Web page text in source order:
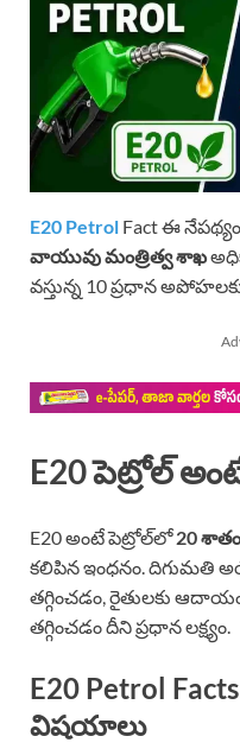
E20 Petrol Fact ఈ
వాయువు మంత్రిత్వ శాఖ
వస్తున్న 10 ప్రధాన
E20 పెట్రోల్
E20 అంటే పెట్రోల్‌లో20
కలిపిన ఇంధనం. దిగుమతి
తగ్గించడం, రైతులకు
తగ్గించడం దీని ప్రధాన లక్ష్యం.
E20 Petrol
విషయాలు